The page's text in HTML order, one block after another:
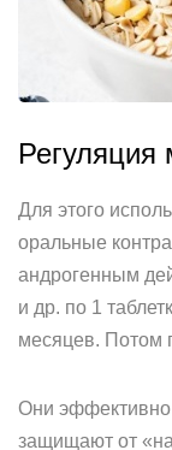
Регуляция
Для этого
оральные
андрогенным
и др. по 1
месяцев. Потом
Они эффективно
защищают от